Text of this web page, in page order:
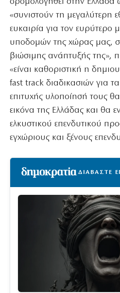
«συνιστούν τη μεγαλύτερη
ευκαιρία για τον ευρύτερο
υποδομών της χώρας μας,
βιώσιμης ανάπτυξής της»,
«είναι καθοριστική η
fast track διαδικασιών για
επιτυχής υλοποίησή τους
εικόνα της Ελλάδας και θα
ελκυστικού επενδυτικού
εγχώριους και ξένους
ΔΙΑΒΑΣΤΕ